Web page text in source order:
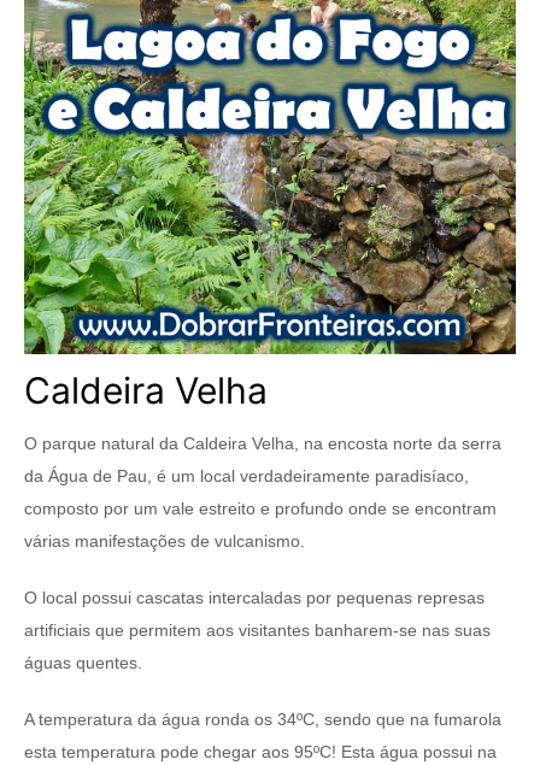
Caldeira Velha
O parque natural da Caldeira Velha, na encosta norte da serra
da Água de Pau, é um local verdadeiramente paradisíaco,
composto por um vale estreito e profundo onde se encontram
várias manifestações de vulcanismo.
O local possui cascatas intercaladas por pequenas represas
artificiais que permitem aos visitantes banharem-se nas suas
águas quentes.
A temperatura da água ronda os 34ºC, sendo que na fumarola
esta temperatura pode chegar aos 95ºC! Esta água possui na